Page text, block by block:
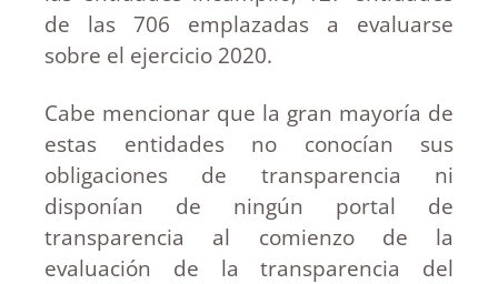
de las 706 emplazadas a evaluarse
sobre el ejercicio 2020.
Cabe mencionar que la gran mayoría de
estas entidades no conocían sus
obligaciones de transparencia ni
disponían de ningún portal de
transparencia al comienzo de la
evaluación de la transparencia del